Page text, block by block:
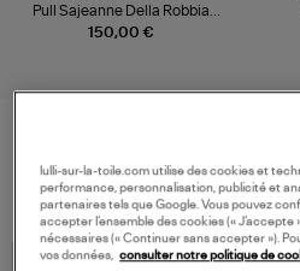
150,00 €
Pull Sajeanne Della Robbia
Blue
VOS DERNIERS PRODUITS VUS
lulli-sur-la-toile.com utilise des cookies et
performance, personnalisation, publicité et
partenaires tels que Google. Vous pouvez
accepter l’ensemble des cookies («
nécessaires (« Continuer sans accepter »).
vos données, consulter notre politique de